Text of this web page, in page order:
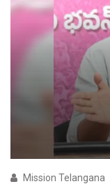
Mission Telangana